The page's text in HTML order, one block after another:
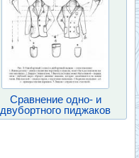
Сравнение одно- и
двубортного пиджаков